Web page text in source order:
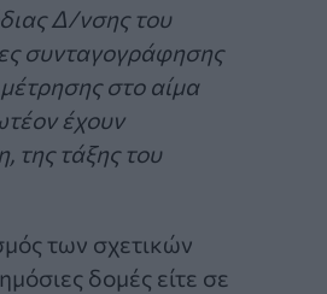
Δ/νσης του
συνταγογράφησης
στο αίμα
έχουν
της τάξης του
των σχετικών
δομές είτε σε